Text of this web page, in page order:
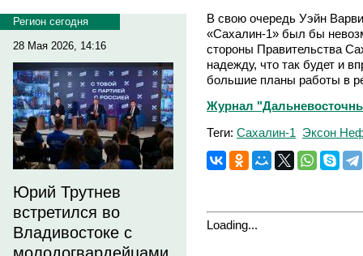
Регион сегодня
28 Мая 2026, 14:16
Юрий Трутнев
встретился во
Владивостоке с
В свою очередь Уэйн
«Сахалин-1» был бы
стороны Правительства
надежду, что так будет и
большие планы работы в
Журнал
Теги: Сахалин-1 Эксон
Loading...